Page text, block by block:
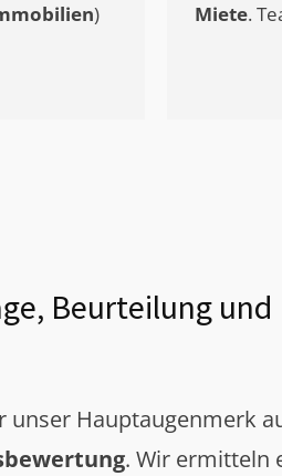
)
Miete.
Beurteilung und
unser Hauptaugenmerk
. Wir ermitteln